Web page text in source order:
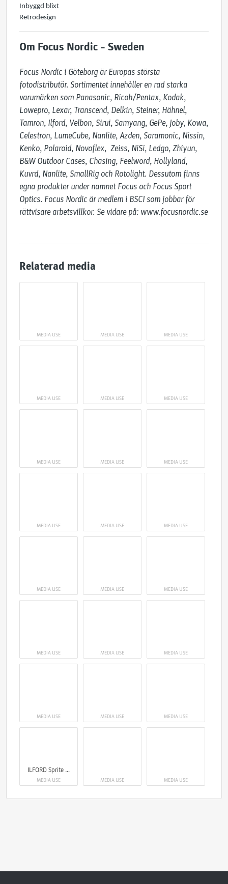
Inbyggd blixt
Retrodesign
Om Focus Nordic – Sweden
Focus Nordic i Göteborg är Europas största
fotodistributör. Sortimentet innehåller en rad starka
varumärken som Panasonic, Ricoh/Pentax, Kodak,
Lowepro, Lexar, Transcend, Delkin, Steiner, Hähnel,
Tamron, Ilford, Velbon, Sirui, Samyang, GePe, Joby, Kowa,
Celestron, LumeCube, Nanlite, Azden, Saramonic, Nissin,
Kenko, Polaroid, Novoflex,  Zeiss, NiSi, Ledgo, Zhiyun,
B&W Outdoor Cases, Chasing, Feelword, Hollyland,
Kuvrd, Nanlite, SmallRig och Rotolight. Dessutom finns
egna produkter under namnet Focus och Focus Sport
Optics. Focus Nordic är medlem i BSCI som jobbar för
rättvisare arbetsvillkor. Se vidare på: www.focusnordic.se
Relaterad media
MEDIA USE MEDIA USE MEDIA USE
MEDIA USE MEDIA USE MEDIA USE
MEDIA USE MEDIA USE MEDIA USE
MEDIA USE MEDIA USE MEDIA USE
MEDIA USE MEDIA USE MEDIA USE
MEDIA USE MEDIA USE MEDIA USE
MEDIA USE MEDIA USE MEDIA USE
ILFORD Sprite 35 II
MEDIA USE MEDIA USE MEDIA USE